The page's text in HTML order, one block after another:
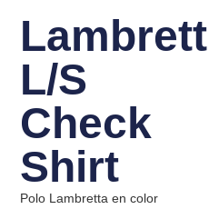
Lambretta
L/S
Check
Shirt
Polo Lambretta en color